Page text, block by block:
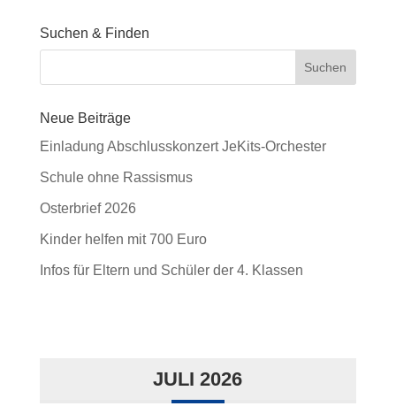
Suchen & Finden
Neue Beiträge
Einladung Abschlusskonzert JeKits-Orchester
Schule ohne Rassismus
Osterbrief 2026
Kinder helfen mit 700 Euro
Infos für Eltern und Schüler der 4. Klassen
JULI 2026